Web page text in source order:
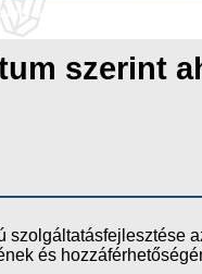
szerint
szerint
szolgáltatásfejlesztése
és